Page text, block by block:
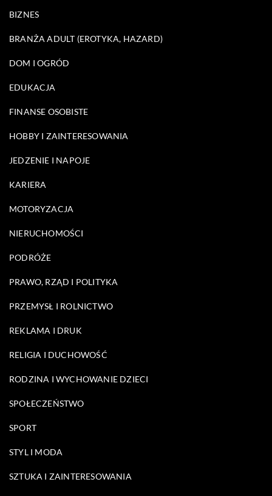
BIZNES
BRANŻA ADULT (EROTYKA, HAZARD)
DOM I OGRÓD
EDUKACJA
FINANSE OSOBISTE
HOBBY I ZAINTERESOWANIA
JEDZENIE I NAPOJE
KARIERA
MOTORYZACJA
NIERUCHOMOŚCI
PODRÓŻE
PRAWO, RZĄD I POLITYKA
PRZEMYSŁ I ROLNICTWO
REKLAMA I DRUK
RELIGIA I DUCHOWOŚĆ
RODZINA I WYCHOWANIE DZIECI
SPOŁECZEŃSTWO
SPORT
STYL I MODA
SZTUKA I ZAINTERESOWANIA